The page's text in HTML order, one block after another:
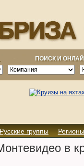
ПОИСК И
Русские группы Регионы
в